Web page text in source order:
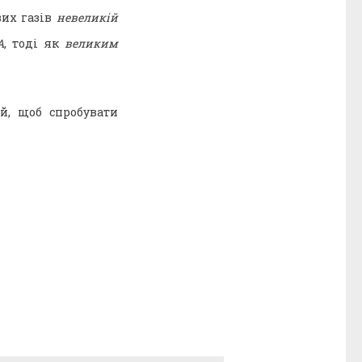
газів невеликій
, тоді як великим
щоб спробувати